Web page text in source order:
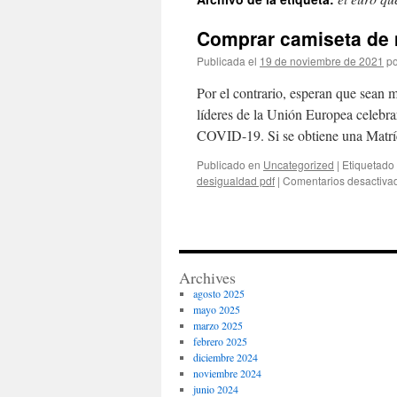
contenido
Comprar camiseta
Publicada el 19 de noviembre de 2021
Por el contrario, esperan que sean
líderes de la Unión Europea
COVID-19. Si se obtiene una
Publicado en Uncategorized | Etiquetado
desigualdad pdf | Comentarios
Archives
agosto 2025
mayo 2025
marzo 2025
febrero 2025
diciembre 2024
noviembre 2024
junio 2024